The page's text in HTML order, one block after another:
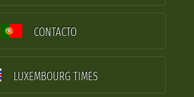
CONTACTO
LUXEMBOURG TIMES